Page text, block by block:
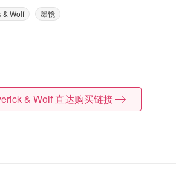
& Wolf 墨镜
& Wolf 直达购买链接